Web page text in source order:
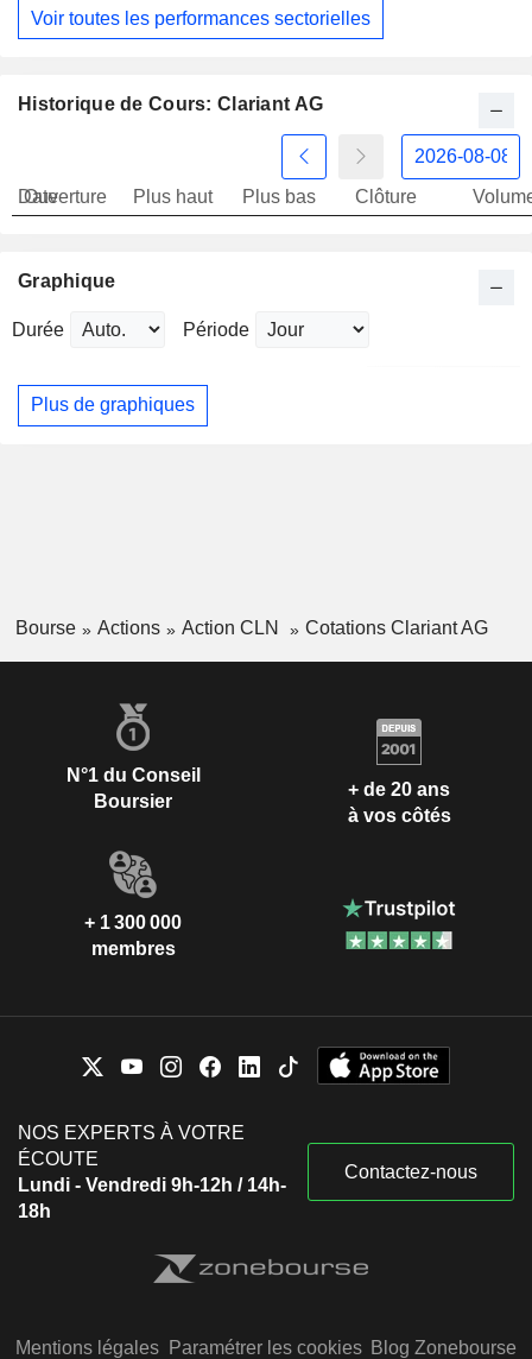
Voir toutes les performances sectorielles
Historique de Cours: Clariant AG
Date
Ouverture Plus haut Plus bas Clôture
Graphique
Durée Période
Plus de graphiques
Bourse Actions Action CLN Cotations Clariant AG
N°1 du Conseil
Boursier
+ de 20 ans
à vos côtés
+ 1 300 000
membres
NOS EXPERTS À VOTRE
ÉCOUTE
Lundi - Vendredi 9h-12h / 14h-
18h
Contactez-nous
Mentions légales Paramétrer les cookies Blog Zonebourse